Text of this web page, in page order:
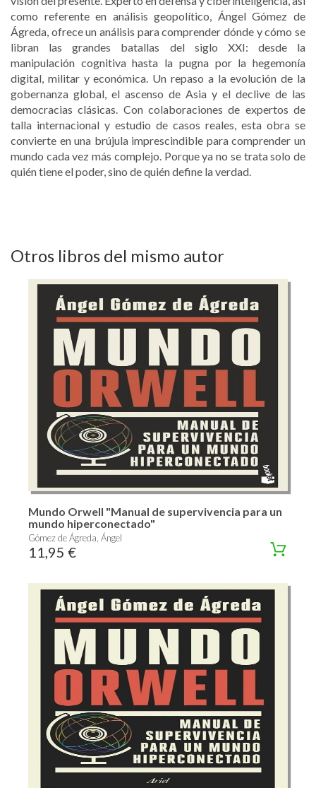
como referente en análisis geopolítico, Ángel Gómez de
Ágreda, ofrece un análisis para comprender dónde y cómo se
libran las grandes batallas del siglo XXI: desde la
manipulación cognitiva hasta la pugna por la hegemonía
digital, militar y económica. Un repaso a la evolución de la
gobernanza global, el ascenso de Asia y el declive de las
democracias clásicas. Con colaboraciones de expertos de
talla internacional y estudio de casos reales, esta obra se
convierte en una brújula imprescindible para comprender un
mundo cada vez más complejo. Porque ya no se trata solo de
quién tiene el poder, sino de quién define la verdad.
Otros libros del mismo autor
Mundo Orwell "Manual de supervivencia para un
mundo hiperconectado"
Gómez de Ágreda, Ángel
11,95 €